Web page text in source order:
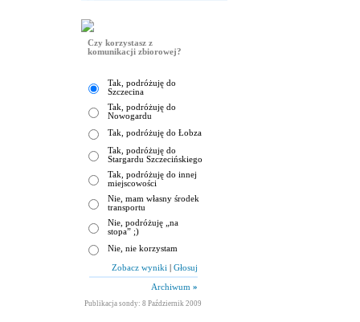
Czy korzystasz z
komunikacji zbiorowej?
Tak, podróżuję do
Szczecina
Tak, podróżuję do
Nowogardu
Tak, podróżuję do Łobza
Tak, podróżuję do
Stargardu Szczecińskiego
Tak, podróżuję do innej
miejscowości
Nie, mam własny środek
transportu
Nie, podróżuję „na
stopa” ;)
Nie, nie korzystam
Zobacz wyniki Głosuj
Archiwum »
Publikacja sondy: 8 Październik 2009